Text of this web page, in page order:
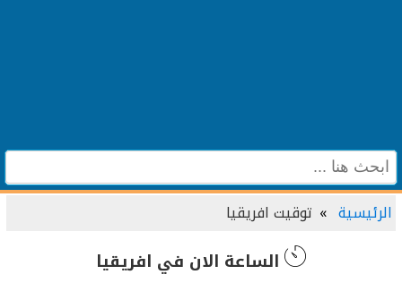
الرئيسية توقيت افريقيا
الساعة الان في افريقيا